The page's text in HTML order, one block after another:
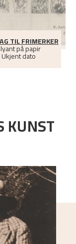
TIL FRIMERKER
på papir
Ukjent dato
KUNST